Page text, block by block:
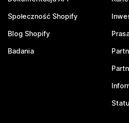
Społeczność Shopify
Blog Shopify
Badania